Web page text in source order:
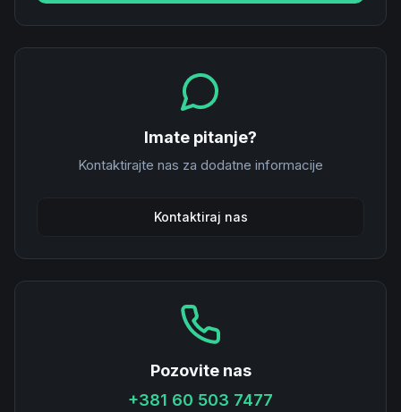
Imate pitanje?
Kontaktirajte nas za dodatne informacije
Kontaktiraj nas
Pozovite nas
+381 60 503 7477